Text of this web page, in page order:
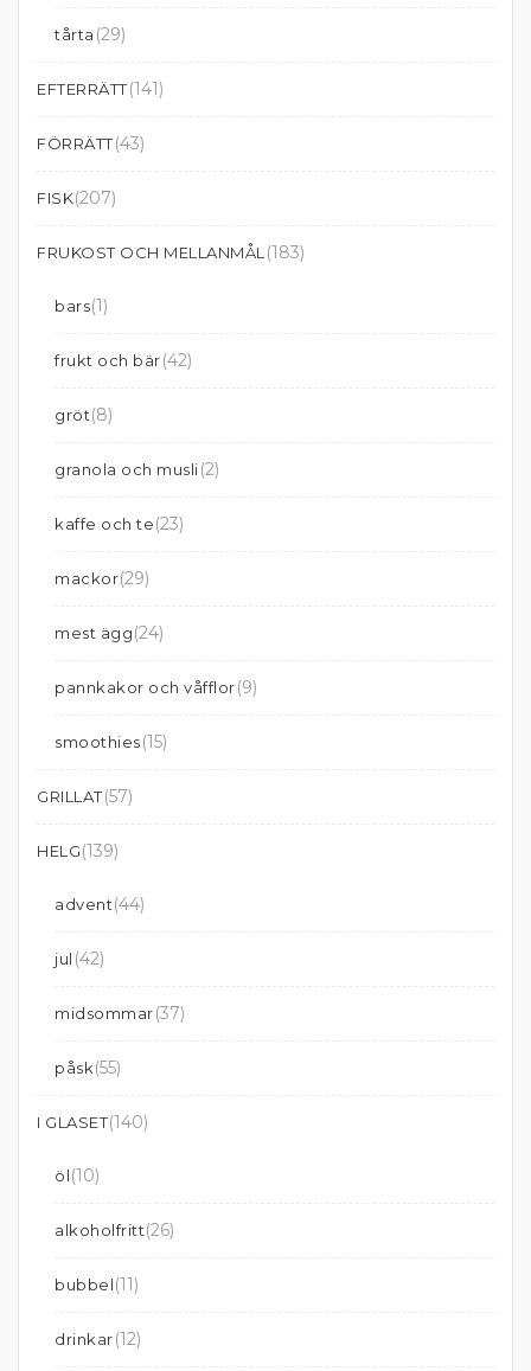
tårta (29)
EFTERRÄTT(141)
FÖRRÄTT(43)
FISK(207)
FRUKOST OCH MELLANMÅL (183)
bars(1)
frukt och bär(42)
gröt(8)
granola och musli(2)
kaffe och te(23)
mackor(29)
mest ägg(24)
pannkakor och våfflor(9)
smoothies(15)
GRILLAT(57)
HELG(139)
advent(44)
jul (42)
midsommar(37)
påsk(55)
I GLASET(140)
öl(10)
alkoholfritt(26)
bubbel(11)
drinkar(12)